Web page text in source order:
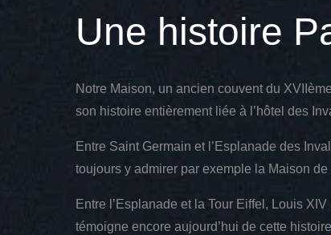
Une histoire
Notre Maison, un ancien couvent du
son histoire entièrement liée à l’hôtel des
Entre Saint Germain et l’Esplanade des
toujours y admirer par exemple la Maison
Entre l’Esplanade et la Tour Eiffel, Louis
témoigne encore aujourd’hui de cette